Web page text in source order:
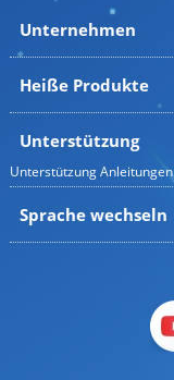
Unternehmen
Heiße Produkte
Unterstützung
UnterstützungAnleitungen
Sprache wechseln